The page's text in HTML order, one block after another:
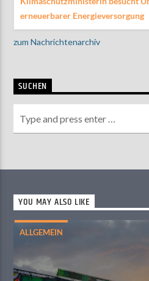
erneuerbarer Energieversorgung
zum Nachrichtenarchiv
SUCHEN
YOU MAY ALSO LIKE
ALLGEMEIN